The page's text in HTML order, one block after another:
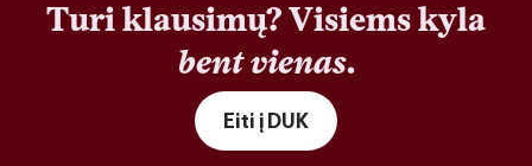
Turi klausimų? Visiems kyla
bent vienas.
Eiti į DUK